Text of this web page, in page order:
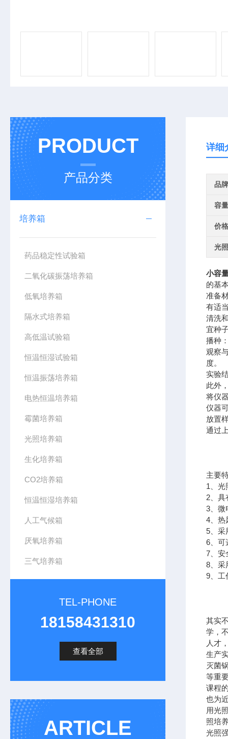
PRODUCT
产品分类
培养箱
药品稳定性试验箱
二氧化碳振荡培养箱
低氧培养箱
隔水式培养箱
高低温试验箱
恒温恒湿试验箱
恒温振荡培养箱
电热恒温培养箱
霉菌培养箱
光照培养箱
生化培养箱
CO2培养箱
恒温恒湿培养箱
人工气候箱
厌氧培养箱
三气培养箱
TEL-PHONE
18158431310
查看全部
ARTICLE
详细
品牌
容
价
光
小容
的基
准备
有适
清洗
宜种
播种
观察
度。
实验
此外
将仪
仪器
放置
通过
主要
1、光
2、具
3、微
4、热
5、采
6、可
7、安
8、采
9、工
其实
学，
人才
生产
灭菌
等重
课程
也为
用光
照培
光照